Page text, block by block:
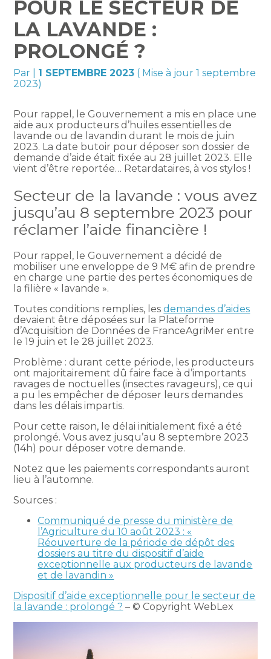
POUR LE SECTEUR DE
LA LAVANDE :
PROLONGÉ ?
Par 1 SEPTEMBRE 2023 ( Mise à jour 1 septembre
2023)
Pour rappel, le Gouvernement a mis en place une
aide aux producteurs d’huiles essentielles de
lavande ou de lavandin durant le mois de juin
2023. La date butoir pour déposer son dossier de
demande d’aide était fixée au 28 juillet 2023. Elle
vient d’être reportée… Retardataires, à vos stylos !
Secteur de la lavande : vous avez
jusqu’au 8 septembre 2023 pour
réclamer l’aide financière !
Pour rappel, le Gouvernement a décidé de
mobiliser une enveloppe de 9 M€ afin de prendre
en charge une partie des pertes économiques de
la filière « lavande ».
Toutes conditions remplies, lesdemandes d’aides
devaient être déposées sur la Plateforme
d’Acquisition de Données de FranceAgriMer entre
le 19 juin et le 28 juillet 2023.
Problème : durant cette période, les producteurs
ont majoritairement dû faire face à d’importants
ravages de noctuelles (insectes ravageurs), ce qui
a pu les empêcher de déposer leurs demandes
dans les délais impartis.
Pour cette raison, le délai initialement fixé a été
prolongé. Vous avez jusqu’au 8 septembre 2023
(14h) pour déposer votre demande.
Notez que les paiements correspondants auront
lieu à l’automne.
Sources :
Communiqué de presse du ministère de
l’Agriculture du 10 août 2023 : «
Réouverture de la période de dépôt des
dossiers au titre du dispositif d’aide
exceptionnelle aux producteurs de lavande
et de lavandin »
Dispositif d’aide exceptionnelle pour le secteur de
la lavande : prolongé ? – © Copyright WebLex